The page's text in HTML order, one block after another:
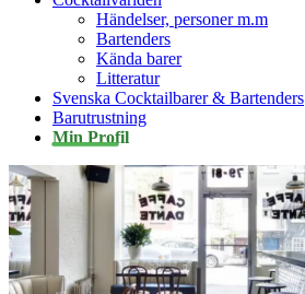
Händelser, personer m.m
Bartenders
Kända barer
Litteratur
Svenska Cocktailbarer & Bartenders
Barutrustning
Min Profil